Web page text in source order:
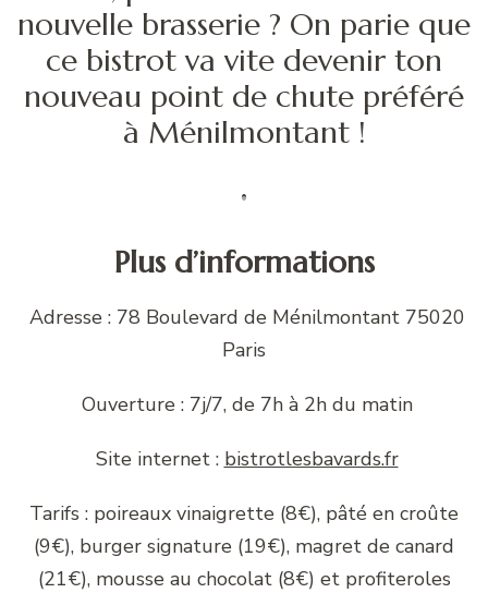
nouvelle brasserie ? On parie que
ce bistrot va vite devenir ton
nouveau point de chute préféré
à Ménilmontant !
Plus d’informations
Adresse : 78 Boulevard de Ménilmontant 75020
Paris
Ouverture : 7j/7, de 7h à 2h du matin
Site internet : bistrotlesbavards.fr
Tarifs : poireaux vinaigrette (8€), pâté en croûte
(9€), burger signature (19€), magret de canard
(21€), mousse au chocolat (8€) et profiteroles